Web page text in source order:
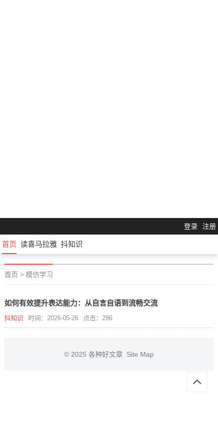
登录 注册
首页 读喜马拉雅 抖知识
首页 > 模仿学习
如何有效提升表达能力：从自言自语到流畅交流
抖知识 时间：2026-05-26 点击：296
© 2025 各种好文章 Site Map